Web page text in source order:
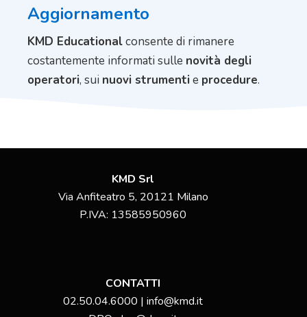
Aggiornamento
KMD Educationalconsente di rimanere
costantemente informati sulle novità degli
operatori, sui nuovi strumentie procedure.
KMD Srl
Via Anfiteatro 5, 20121 Milano
P.IVA: 13585950960
CONTATTI
02.50.04.6000 | info@kmd.it